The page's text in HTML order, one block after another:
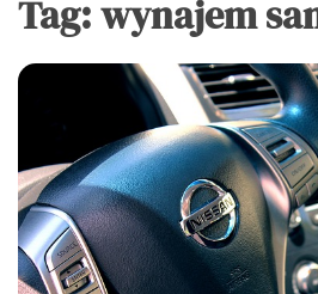
Tag:wynajem